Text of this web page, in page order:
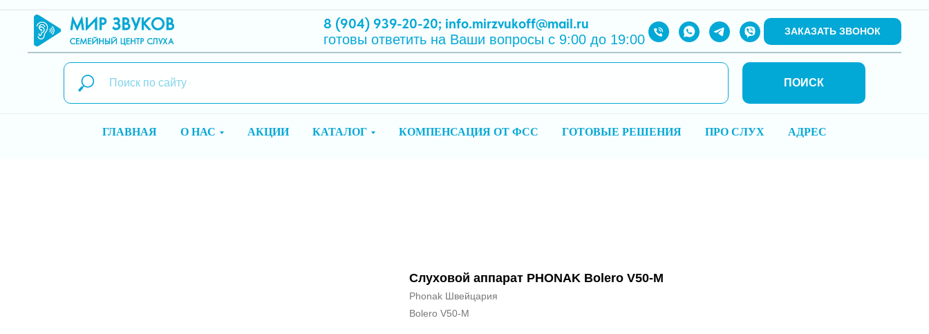
8 (904) 939-20-20; info.mirzvukoff@mail.ru
готовы ответить на Ваши вопросы с 9:00 до 19:00
ЗАКАЗАТЬ ЗВОНОК
ПОИСК
ГЛАВНАЯ О НАС АКЦИИ КАТАЛОГ КОМПЕНСАЦИЯ ОТ ФСС ГОТОВЫЕ РЕШЕНИЯ ПРО СЛУХ АДРЕС
Слуховой аппарат PHONAK Bolero V50-M
Phonak Швейцария
Bolero V50-M